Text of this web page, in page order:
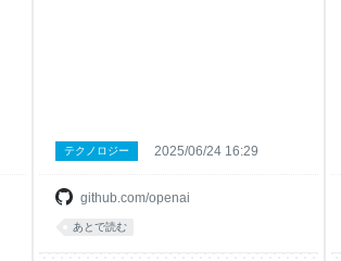
github.com/openai
テクノロジー 2025/06/24 16:29
あとで読む